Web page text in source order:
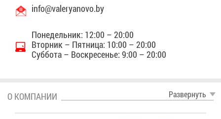
info@​val​erya​novo.​by
По­не­дель­ник: 12:00 – 20:00
Втор­ник – Пят­ни­ца: 10:00 – 20:00
Суб­бо­та – Вос­кре­се­нье: 9:00 – 20:00
Раз­вер­нуть
О КОМ­ПА­НИИ